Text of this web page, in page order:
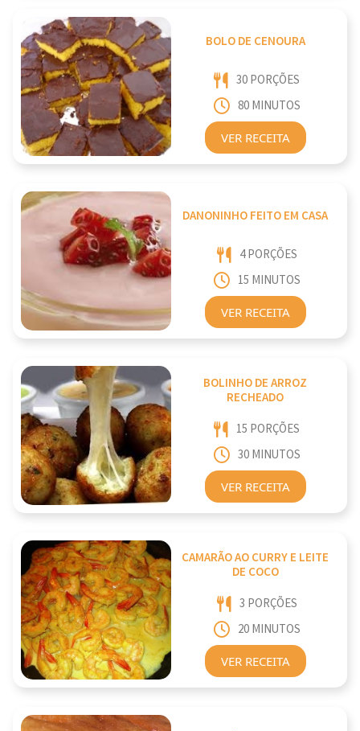
BOLO DE CENOURA
30 PORÇÕES
80 MINUTOS
VER RECEITA
DANONINHO FEITO EM CASA
4 PORÇÕES
15 MINUTOS
VER RECEITA
BOLINHO DE ARROZ
RECHEADO
15 PORÇÕES
30 MINUTOS
VER RECEITA
CAMARÃO AO CURRY E LEITE
DE COCO
3 PORÇÕES
20 MINUTOS
VER RECEITA